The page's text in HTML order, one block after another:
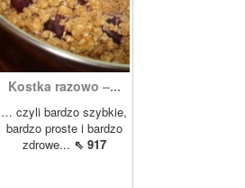
Kostka razowo –...
… czyli bardzo szybkie,
bardzo proste i bardzo
zdrowe... ⇖ 917